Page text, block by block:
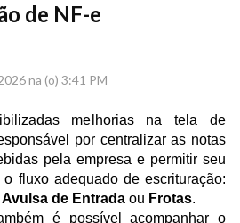
de NF-e
na (o) 3:41 PM
melhorias na tela de
por centralizar as notas
pela empresa e permitir seu
fluxo adequado de escrituração:
Avulsa de Entrada ou Frotas.
é possível acompanhar o